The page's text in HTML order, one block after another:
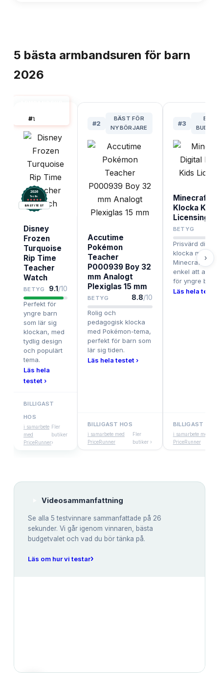
5 bästa armbandsuren för barn
2026
TEST
#1
2026
Testix.
BÄST I TEST
Disney
Frozen
Turquoise
Rip Time
Teacher
Watch
BETYG 9.1/10
Perfekt för
yngre barn
som lär sig
klockan, med
tydlig design
och populärt
tema.
Läs hela
testet ›
BILLIGAST
HOS
i samarbete
med
PriceRunner
Fler
butiker
›
#2
BÄST FÖR
NYBÖRJARE
Accutime
Pokémon
Teacher
P000939 Boy 32
mm Analogt
Plexiglas 15 mm
BETYG 8.8/10
Rolig och
pedagogisk klocka
med Pokémon-tema,
perfekt för barn som
lär sig tiden.
Läs hela testet ›
BILLIGAST HOS
i samarbete med
PriceRunner
Fler
butiker ›
#3
Minecraft
Klocka Kids
Licensing
BETYG
Prisvärd digital
klocka med
Minecraft-
enkel att
för yngre barn.
Läs hela
BILLIGAST HOS
i samarbete med
PriceRunner
›
Videosammanfattning
Se alla 5 testvinnare sammanfattade på 26
sekunder. Vi går igenom vinnaren, bästa
budgetvalet och vad du bör tänka på.
Läs om hur vi testar›